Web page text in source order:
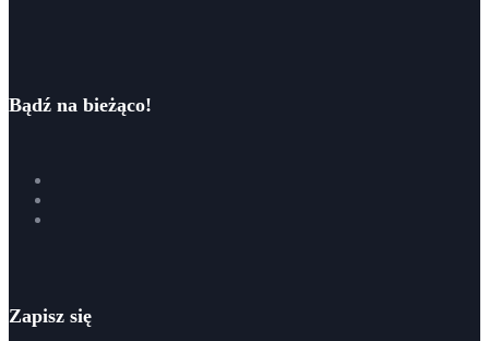
Bądź na bieżąco!
Zapisz się